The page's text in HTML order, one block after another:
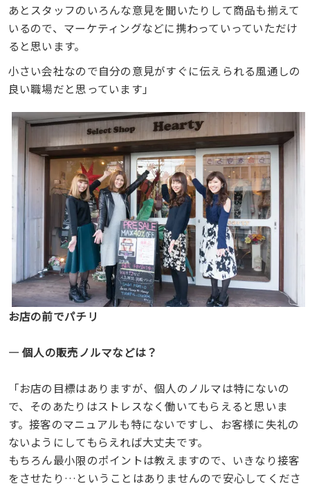
あとスタッフのいろんな意見を聞いたりして商品も揃えて
いるので、マーケティングなどに携わっていっていただけ
ると思います。
小さい会社なので自分の意見がすぐに伝えられる風通しの
良い職場だと思っています」
お店の前でパチリ
― 個人の販売ノルマなどは？
「お店の目標はありますが、個人のノルマは特にないの
で、そのあたりはストレスなく働いてもらえると思いま
す。接客のマニュアルも特にないですし、お客様に失礼の
ないようにしてもらえれば大丈夫です。
もちろん最小限のポイントは教えますので、いきなり接客
をさせたり…ということはありませんので安心してくださ